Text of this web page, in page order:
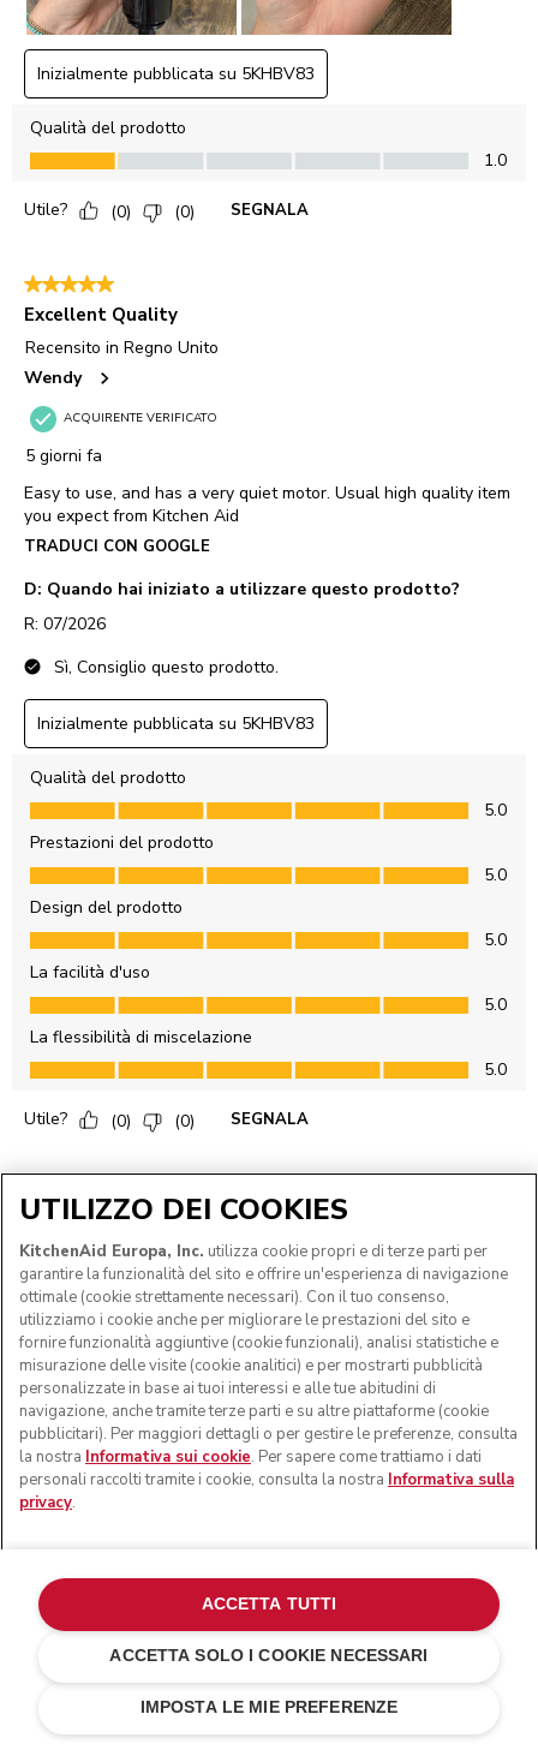
Rosso imperiale
€ 169,00
Risparmi sui
UTILIZZO DEI COOKIES
KitchenAid Europa, Inc. utilizza cookie propri e di terze parti per
garantire la funzionalità del sito e offrire un'esperienza di navigazione
ottimale (cookie strettamente necessari). Con il tuo consenso,
utilizziamo i cookie anche per migliorare le prestazioni del sito e
fornire funzionalità aggiuntive (cookie funzionali), analisi statistiche e
misurazione delle visite (cookie analitici) e per mostrarti pubblicità
personalizzate in base ai tuoi interessi e alle tue abitudini di
navigazione, anche tramite terze parti e su altre piattaforme (cookie
pubblicitari). Per maggiori dettagli o per gestire le preferenze, consulta
la nostra Informativa sui cookie. Per sapere come trattiamo i dati
personali raccolti tramite i cookie, consulta la nostra Informativa sulla
privacy.
IMPOSTA LE MIE PREFERENZE
ACCETTA SOLO I COOKIE NECESSARI
ACCETTA TUTTI